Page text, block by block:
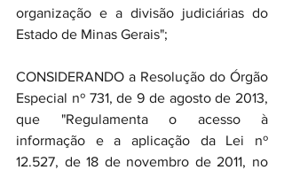
organização e a divisão judiciárias do
Estado de Minas Gerais";
CONSIDERANDO a Resolução do Órgão
Especial nº 731, de 9 de agosto de 2013,
que "Regulamenta o acesso à
informação e a aplicação da Lei nº
12.527, de 18 de novembro de 2011, no